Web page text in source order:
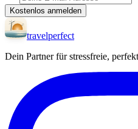
Kostenlos anmelden
travelperfect
Dein Partner für stressfreie,